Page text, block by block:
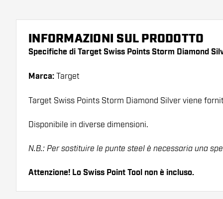
INFORMAZIONI SUL PRODOTTO
Specifiche di Target Swiss Points Storm Diamond
Marca: Target
Target Swiss Points Storm Diamond Silver viene
Disponibile in diverse dimensioni.
N.B.: Per sostituire le punte steel è necessaria una
Attenzione! Lo Swiss Point Tool non è incluso.